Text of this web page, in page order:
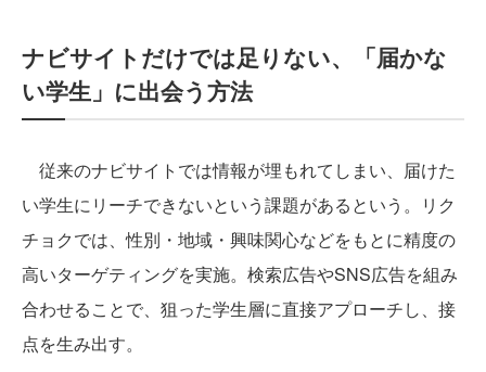
ナビサイトだけでは足りない、「届かな
い学生」に出会う方法
従来のナビサイトでは情報が埋もれてしまい、届けた
い学生にリーチできないという課題があるという。リク
チョクでは、性別・地域・興味関心などをもとに精度の
高いターゲティングを実施。検索広告やSNS広告を組み
合わせることで、狙った学生層に直接アプローチし、接
点を生み出す。